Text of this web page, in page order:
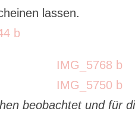
lassen.
beobachtet und für